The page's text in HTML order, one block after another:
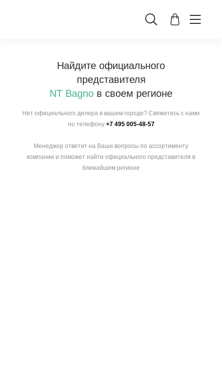
Найдите официального
представителя
NT Bagno в своем регионе
Нет официального дилера в вашем городе? Свяжитесь с нами
по телефону +7 495 005-48-57
Менеджер ответит на Ваши вопросы по ассортименту
компании и поможет найти официального представителя в
ближайшем регионе